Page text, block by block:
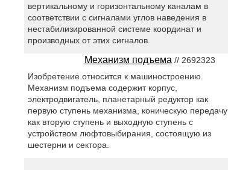
вертикальному и горизонтальному каналам в
соответствии с сигналами углов наведения в
нестабилизированной системе координат и
производных от этих сигналов.
Механизм подъема // 2692323
Изобретение относится к машиностроению.
Механизм подъема содержит корпус,
электродвигатель, планетарный редуктор как
первую ступень механизма, коническую передачу
как вторую ступень и выходную ступень с
устройством люфтовыбирания, состоящую из
шестерни и сектора.